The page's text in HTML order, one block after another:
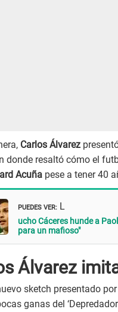
Carlos Álvarez
donde resaltó cómo el
Acuña pese a tener 40
PUEDES VER: L
ucho Cáceres hunde a
para un mafioso"
Álvarez
sketch presentado
ganas del